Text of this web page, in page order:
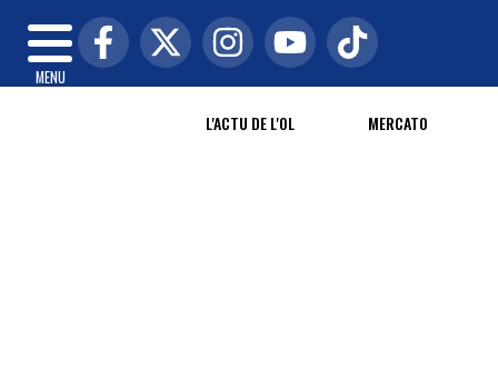
MENU
L'ACTU DE L'OL MERCATO